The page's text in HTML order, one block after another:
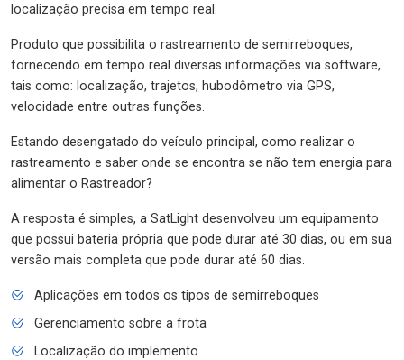
localização precisa em tempo real.
Produto que possibilita o rastreamento de semirreboques,
fornecendo em tempo real diversas informações via software,
tais como: localização, trajetos, hubodômetro via GPS,
velocidade entre outras funções.
Estando desengatado do veículo principal, como realizar o
rastreamento e saber onde se encontra se não tem energia para
alimentar o Rastreador?
A resposta é simples, a SatLight desenvolveu um equipamento
que possui bateria própria que pode durar até 30 dias, ou em sua
versão mais completa que pode durar até 60 dias.
Aplicações em todos os tipos de semirreboques
Gerenciamento sobre a frota
Localização do implemento